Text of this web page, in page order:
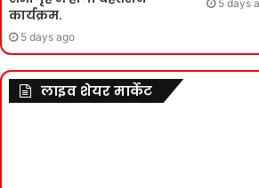
कार्यक्रम.
5 days ago
5 days
लाइव शेयर मार्केट